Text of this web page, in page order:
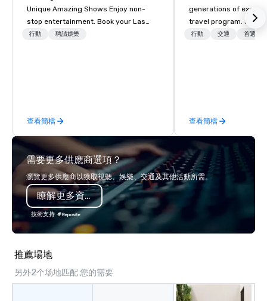
Unique Amazing Shows Enjoy non-
stop entertainment. Book your Las
Vegas show tickets.
行動 聘請娛樂
查看簡檔
generations of
travel program. Since
mission has been to
management, we
if we were the client.
network of global
bring your vision to
passion, an
American hospitality,
行動 交通 首選工
查看簡檔
需要更多供應商選項？
瀏覽更多供應商以獲取視聽、娛樂、交通及其他活動所需。
瞭解更多資訊
技術支持
推薦場地
另外2个场地匹配 您的需要